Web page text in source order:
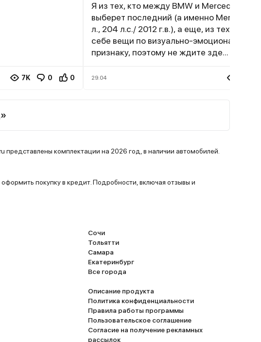
7K 0 0
Я из тех, кто между BMW и Mercedes
выберет последний (а именно Mercedes
л., 204 л.с./ 2012 г.в.), а еще, из тех, кто
себе вещи по визуально-эмоциональному
признаку, поэтому не ждите зде...
29.04
представлены комплектации на 2026 год, в наличии автомобилей.
покупку в кредит. Подробности, включая отзывы и
Сочи
Тольятти
Самара
Екатеринбург
Все города
Описание продукта
Политика конфиденциальности
Правила работы программы
Пользовательское соглашение
Согласие на получение рекламных
рассылок